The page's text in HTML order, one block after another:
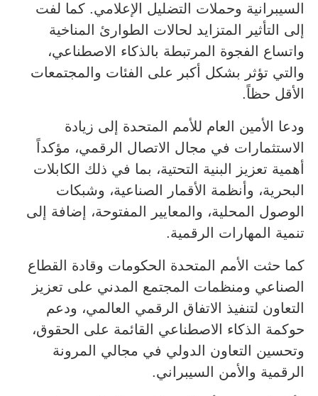
السيبرانية وحملات التضليل الإعلامي. كما لفت
إلى التأثير المتزايد لحالات الطوارئ المناخية
واتساع الفجوة المرتبطة بالذكاء الاصطناعي،
والتي تؤثر بشكل أكبر على الفئات والمجتمعات
الأقل حظاً.
ودعا الأمين العام للأمم المتحدة إلى زيادة
الاستثمارات في مجال الاتصال الرقمي، مؤكداً
أهمية تعزيز البنية التحتية، بما في ذلك الكابلات
البحرية، وأنظمة الأقمار الصناعية، وشبكات
الوصول المحلية، والمعايير المفتوحة، إضافة إلى
تنمية المهارات الرقمية.
كما حثت الأمم المتحدة الحكومات وقادة القطاع
الصناعي ومنظمات المجتمع المدني على تعزيز
التعاون لتنفيذ الاتفاق الرقمي العالمي، ودعم
حوكمة الذكاء الاصطناعي القائمة على الحقوق،
وتحسين التعاون الدولي في مجالي المرونة
الرقمية والأمن السيبراني.